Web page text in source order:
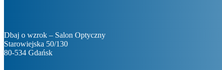
Dbaj o wzrok – Salon Optyczny
Starowiejska 50/130
80-534 Gdańsk